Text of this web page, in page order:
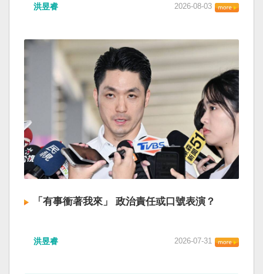
洪昱睿 2026-08-03
「有事衝著我來」 政治責任或口號表演？
洪昱睿 2026-07-31